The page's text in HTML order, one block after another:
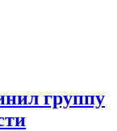
группу